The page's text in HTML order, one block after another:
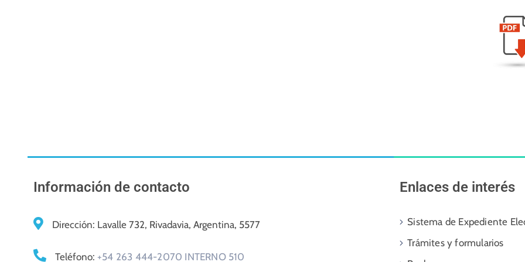
Información de contacto
Dirección: Lavalle 732, Rivadavia, Argentina, 5577
Teléfono: +54 263 444-2070 INTERNO 510
Enlaces de interés
Sistema de Expediente
Trámites y formularios